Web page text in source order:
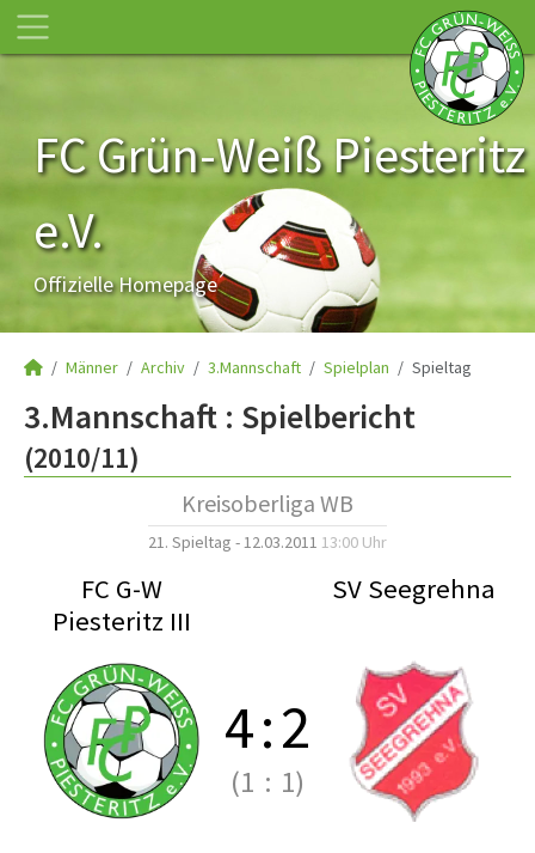
FC Grün-Weiß Piesteritz
e.V.
Offizielle Homepage
Männer Archiv 3.Mannschaft Spielplan Spieltag
3.Mannschaft : Spielbericht
(2010/11)
Kreisoberliga WB
21. Spieltag - 12.03.2011 13:00 Uhr
FC G-W
Piesteritz III
SV Seegrehna
4:2
(1 : 1)